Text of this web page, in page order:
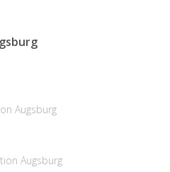
Augsburg
Augsburg